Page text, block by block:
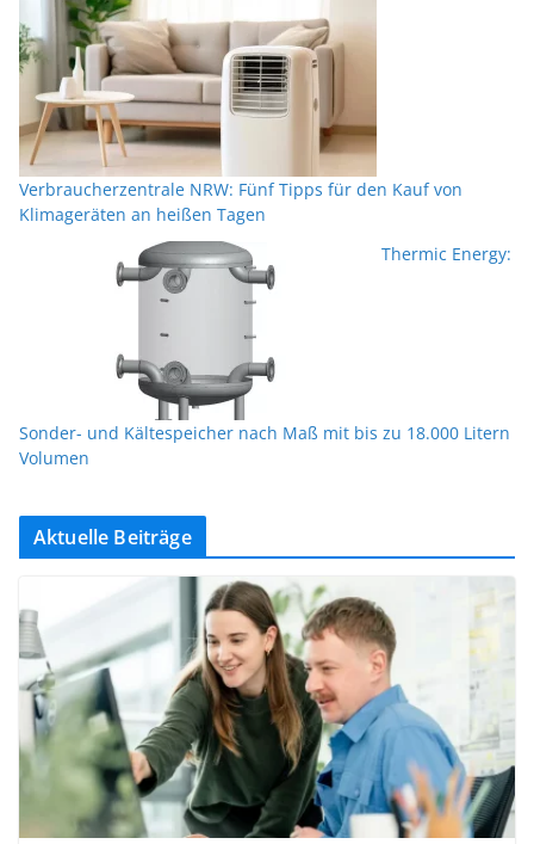
Verbraucherzentrale NRW: Fünf Tipps für den Kauf von
Klimageräten an heißen Tagen
Thermic Energy:
Sonder- und Kältespeicher nach Maß mit bis zu 18.000 Litern
Volumen
Aktuelle Beiträge